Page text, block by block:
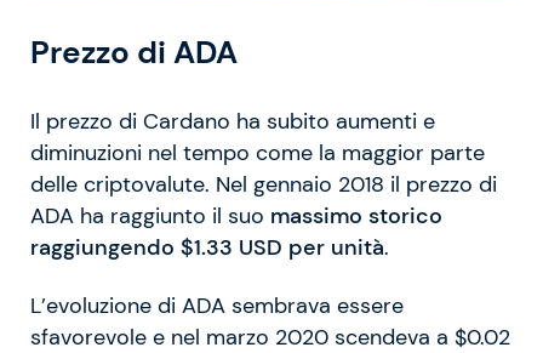
Prezzo di ADA
Il prezzo di Cardano ha subito aumenti e
diminuzioni nel tempo come la maggior parte
delle criptovalute. Nel gennaio 2018 il prezzo di
ADA ha raggiunto il suo massimo storico
raggiungendo $1.33 USD per unità.
L’evoluzione di ADA sembrava essere
sfavorevole e nel marzo 2020 scendeva a $0.02